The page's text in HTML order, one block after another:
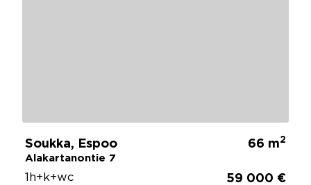
Soukka, Espoo
Alakartanontie 7
66 m2
1h+k+wc 59 000 €